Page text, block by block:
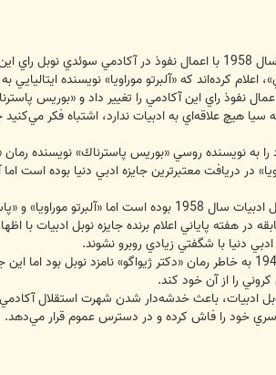
داد.
نفوذ راي اين آكادمي را تغيير داد و «بوريس
سيا هيچ علاقه‌اي به ادبيات ندارد، اشتباه فكر
به نويسنده روسي «بوريس پاسترناك» نويسنده رمان
در دريافت معتبرترين جايزه ادبي دنيا بوده است
برنده نهايي آكادمي بودند.
در هفته پاياني اعلام برنده جايزه نوبل ادبيات با
دنيا با شگفتي زيادي روبرو نشوند.
«بوريس پاسترناك» نويسنده روسي پيش از آن نيز در سال 1946 به خاطر رمان
نوبل ادبيات، باعث خدشه‌دار شدن شهرت استقلال
سري خود را فاش كرده و در دسترس عموم قرار مي‌دهد.